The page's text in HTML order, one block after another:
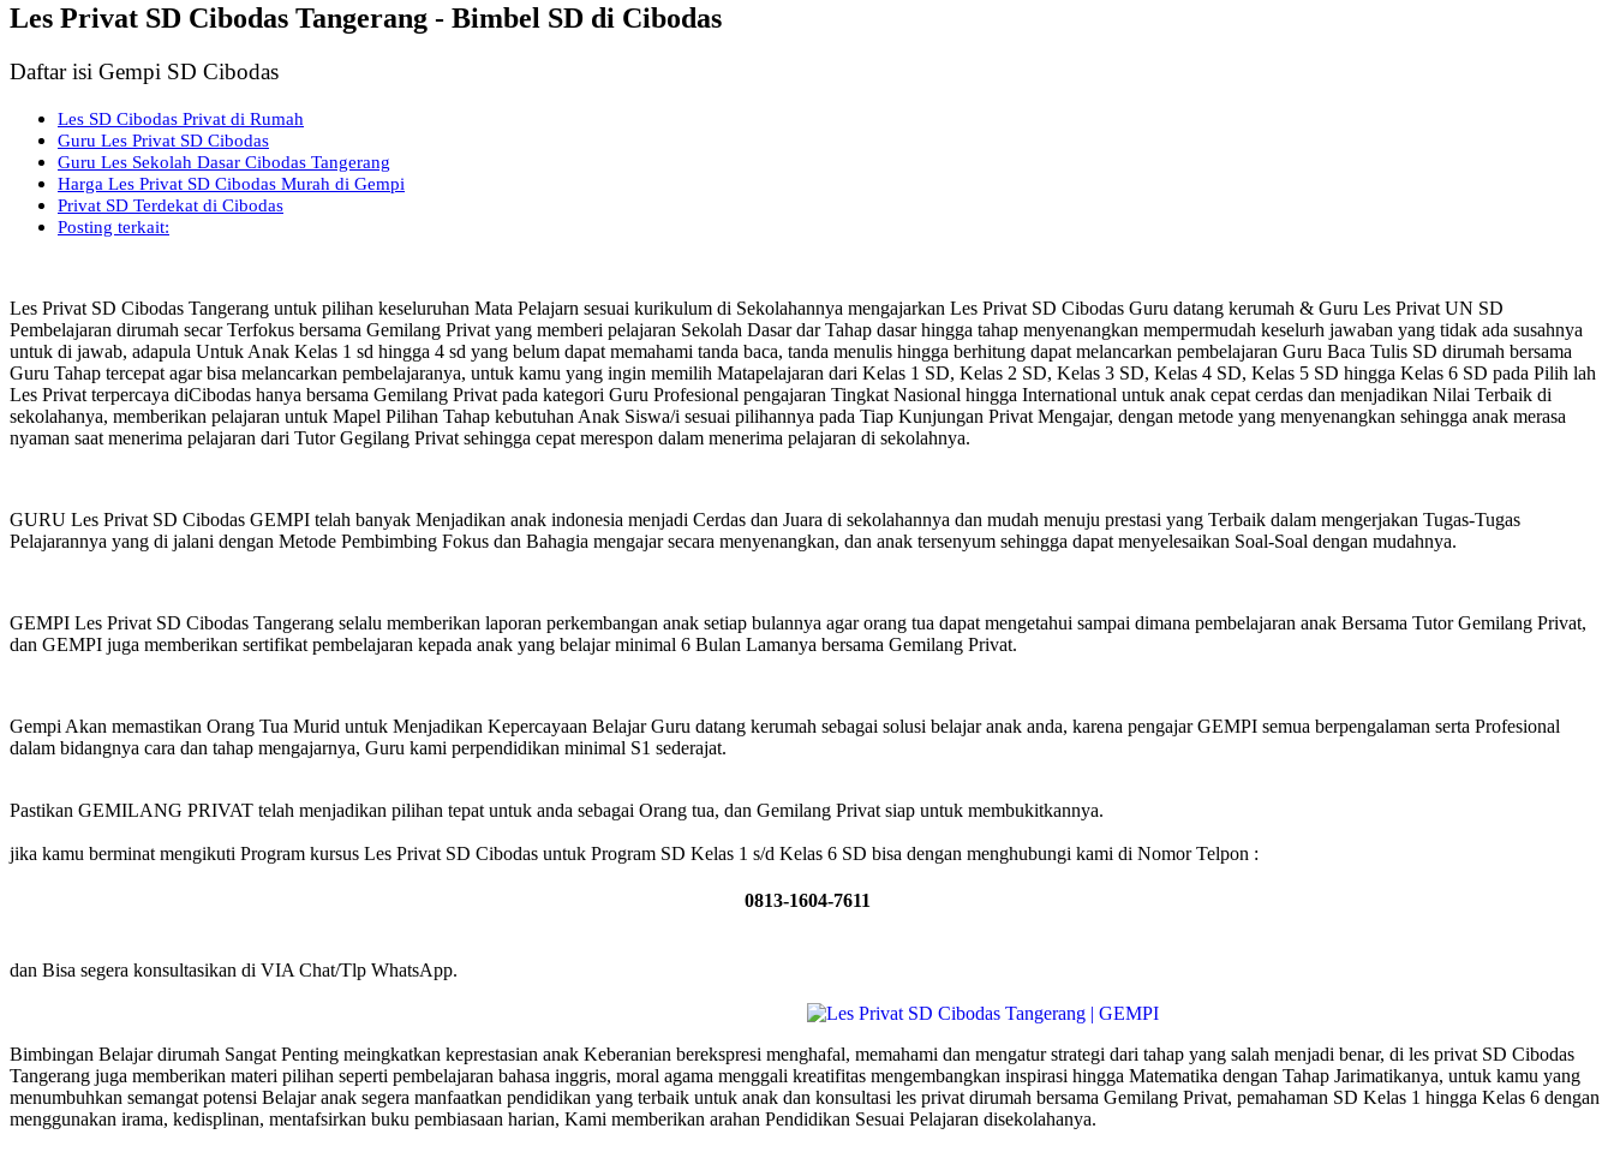
Les Privat SD Cibodas Tangerang - Bimbel SD di Cibodas
Daftar isi Gempi SD Cibodas
Les SD Cibodas Privat di Rumah
Guru Les Privat SD Cibodas
Guru Les Sekolah Dasar Cibodas Tangerang
Harga Les Privat SD Cibodas Murah di Gempi
Privat SD Terdekat di Cibodas
Posting terkait:
Les Privat SD Cibodas Tangerang untuk pilihan keseluruhan Mata Pelajarn sesuai kurikulum di Sekolahannya mengajarkan Les Privat SD Cibodas Guru datang kerumah & Guru Les Privat UN SD
Pembelajaran dirumah secar Terfokus bersama Gemilang Privat yang memberi pelajaran Sekolah Dasar dar Tahap dasar hingga tahap menyenangkan mempermudah keselurh jawaban yang tidak ada susahnya
untuk di jawab, adapula Untuk Anak Kelas 1 sd hingga 4 sd yang belum dapat memahami tanda baca, tanda menulis hingga berhitung dapat melancarkan pembelajaran Guru Baca Tulis SD dirumah bersama
Guru Tahap tercepat agar bisa melancarkan pembelajaranya, untuk kamu yang ingin memilih Matapelajaran dari Kelas 1 SD, Kelas 2 SD, Kelas 3 SD, Kelas 4 SD, Kelas 5 SD hingga Kelas 6 SD pada Pilih lah
Les Privat terpercaya diCibodas hanya bersama Gemilang Privat pada kategori Guru Profesional pengajaran Tingkat Nasional hingga International untuk anak cepat cerdas dan menjadikan Nilai Terbaik di
sekolahanya, memberikan pelajaran untuk Mapel Pilihan Tahap kebutuhan Anak Siswa/i sesuai pilihannya pada Tiap Kunjungan Privat Mengajar, dengan metode yang menyenangkan sehingga anak merasa
nyaman saat menerima pelajaran dari Tutor Gegilang Privat sehingga cepat merespon dalam menerima pelajaran di sekolahnya.
GURU Les Privat SD Cibodas GEMPI telah banyak Menjadikan anak indonesia menjadi Cerdas dan Juara di sekolahannya dan mudah menuju prestasi yang Terbaik dalam mengerjakan Tugas-Tugas
Pelajarannya yang di jalani dengan Metode Pembimbing Fokus dan Bahagia mengajar secara menyenangkan, dan anak tersenyum sehingga dapat menyelesaikan Soal-Soal dengan mudahnya.
GEMPI Les Privat SD Cibodas Tangerang selalu memberikan laporan perkembangan anak setiap bulannya agar orang tua dapat mengetahui sampai dimana pembelajaran anak Bersama Tutor Gemilang Privat,
dan GEMPI juga memberikan sertifikat pembelajaran kepada anak yang belajar minimal 6 Bulan Lamanya bersama Gemilang Privat.
Gempi Akan memastikan Orang Tua Murid untuk Menjadikan Kepercayaan Belajar Guru datang kerumah sebagai solusi belajar anak anda, karena pengajar GEMPI semua berpengalaman serta Profesional
dalam bidangnya cara dan tahap mengajarnya, Guru kami perpendidikan minimal S1 sederajat.
Pastikan GEMILANG PRIVAT telah menjadikan pilihan tepat untuk anda sebagai Orang tua, dan Gemilang Privat siap untuk membukitkannya.
jika kamu berminat mengikuti Program kursus Les Privat SD Cibodas untuk Program SD Kelas 1 s/d Kelas 6 SD bisa dengan menghubungi kami di Nomor Telpon :
0813-1604-7611
dan Bisa segera konsultasikan di VIA Chat/Tlp WhatsApp.
Bimbingan Belajar dirumah Sangat Penting meingkatkan keprestasian anak Keberanian berekspresi menghafal, memahami dan mengatur strategi dari tahap yang salah menjadi benar, di les privat SD Cibodas
Tangerang juga memberikan materi pilihan seperti pembelajaran bahasa inggris, moral agama menggali kreatifitas mengembangkan inspirasi hingga Matematika dengan Tahap Jarimatikanya, untuk kamu yang
menumbuhkan semangat potensi Belajar anak segera manfaatkan pendidikan yang terbaik untuk anak dan konsultasi les privat dirumah bersama Gemilang Privat, pemahaman SD Kelas 1 hingga Kelas 6 dengan
menggunakan irama, kedisplinan, mentafsirkan buku pembiasaan harian, Kami memberikan arahan Pendidikan Sesuai Pelajaran disekolahanya.